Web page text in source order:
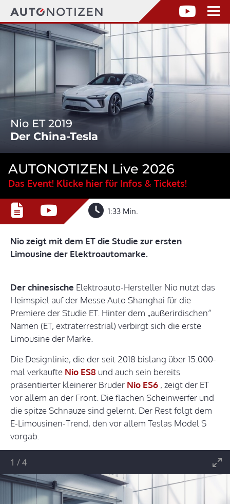
Nio ET 2019
Der China-Tesla
AUTONOTIZEN Live 2026
Das Event! Klicke hier für Infos & Tickets!
1:33 Min.
Nio zeigt mit dem ET die Studie zur ersten
Limousine der Elektroautomarke.
Der chinesische Elektroauto-Hersteller Nio nutzt das
Heimspiel auf der Messe Auto Shanghai für die
Premiere der Studie ET. Hinter dem „außerirdischen“
Namen (ET, extraterrestrial) verbirgt sich die erste
Limousine der Marke.
Die Designlinie, die der seit 2018 bislang über 15.000-
mal verkaufte Nio ES8 und auch sein bereits
präsentierter kleinerer Bruder Nio ES6 , zeigt der ET
vor allem an der Front. Die flachen Scheinwerfer und
die spitze Schnauze sind gelernt. Der Rest folgt dem
E-Limousinen-Trend, den vor allem Teslas Model S
vorgab.
1 /4